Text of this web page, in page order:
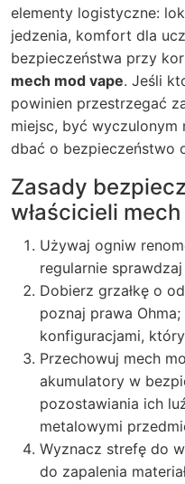
elementy logistyczne:
jedzenia, komfort dla
bezpieczeństwa przy
mech mod vape. Jeśli
powinien przestrzegać
miejsc, być wyczulonym
dbać o bezpieczeństwo
Zasady
właścicieli
Używaj ogniw
regularnie
Dobierz grzałkę o
poznaj prawa
konfiguracjami,
Przechowuj mech
akumulatory w
pozostawiania ich
metalowymi
Wyznacz strefę do
do zapalenia